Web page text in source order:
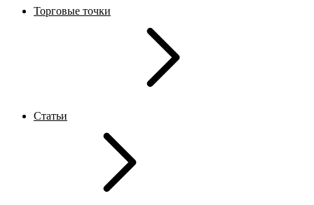
Торговые точки
Статьи